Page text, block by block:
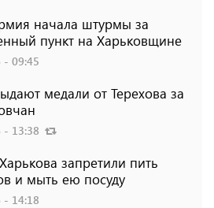
начала штурмы за
пункт на Харьковщине
- 09:45
медали от Терехова за
- 13:38
запретили пить
и мыть ею посуду
- 14:18